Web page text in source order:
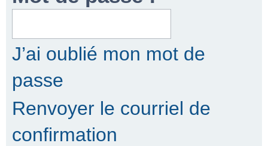
J’ai oublié mon mot de
passe
Renvoyer le courriel de
confirmation